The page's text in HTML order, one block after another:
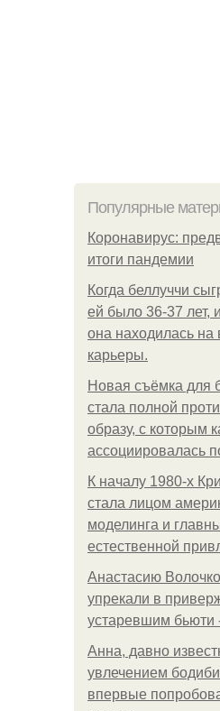
Популярные
Коронавирус:
итоги пандемии
Когда беллуччи
ей было 36-37 лет,
она находилась
карьеры.
Новая съёмка для
стала полной
образу, с которым
ассоциировалась
К началу 1980-х
стала лицом
моделинга и
естественной
Анастасию
упрекали в
устаревшим бьюти
Анна, давно
увлечением
впервые